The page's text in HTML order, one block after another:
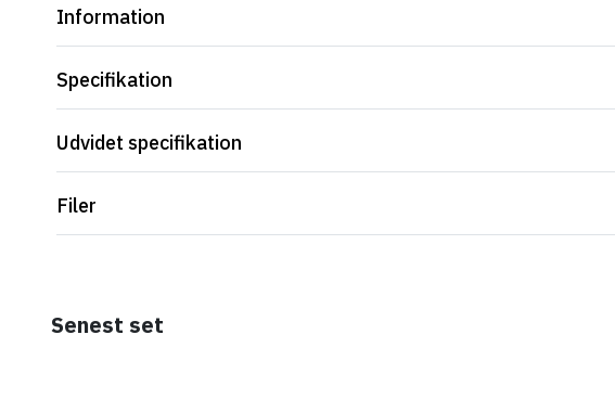
Information
Specifikation
Udvidet specifikation
Filer
Senest set